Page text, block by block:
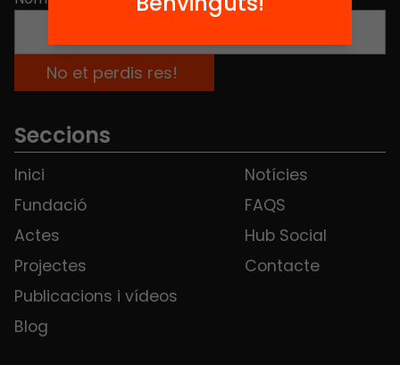
Seccions
Inici
Fundació
Actes
Projectes
Publicacions i vídeos
Blog
Notícies
FAQS
Hub Social
Contacte